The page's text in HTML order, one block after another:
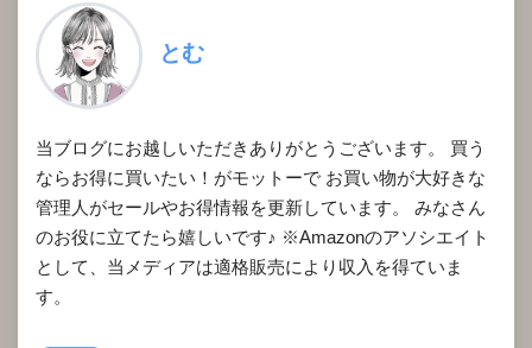
とむ
当ブログにお越しいただきありがとうございます。 買う
ならお得に買いたい！がモットーで お買い物が大好きな
管理人がセールやお得情報を更新しています。 みなさん
のお役に立てたら嬉しいです♪ ※Amazonのアソシエイト
として、当メディアは適格販売により収入を得ていま
す。